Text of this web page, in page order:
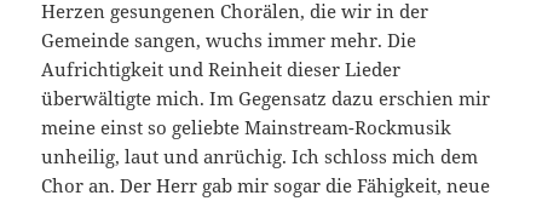
Herzen gesungenen Cho­rälen, die wir in der
Gemeinde sangen, wuchs immer mehr. Die
Aufrichtigkeit und Reinheit dieser Lieder
überwältigte mich. Im Gegensatz dazu erschien mir
meine einst so geliebte Mainstream­-Rockmusik
unheilig, laut und anrüchig. Ich schloss mich dem
Chor an. Der Herr gab mir sogar die Fähigkeit, neue